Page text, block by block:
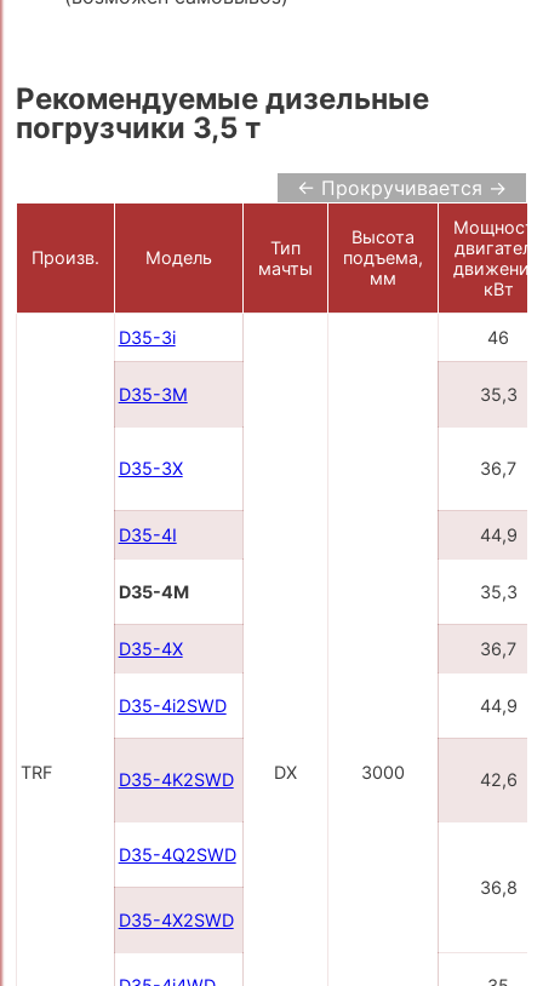
Рекомендуемые дизельные
погрузчики 3,5 т
← Прокручивается →
Произв. Модель
Тип
мачты
Высота
подъема,
мм
Мощность
двигателя
движения,
кВт
TRF
D35-3i
DX 3000
46
D35-3M 35,3
D35-3X 36,7
D35-4I 44,9
D35-4M 35,3
D35-4X 36,7
D35-4i2SWD 44,9
D35-4K2SWD 42,6
D35-4Q2SWD
36,8
D35-4X2SWD